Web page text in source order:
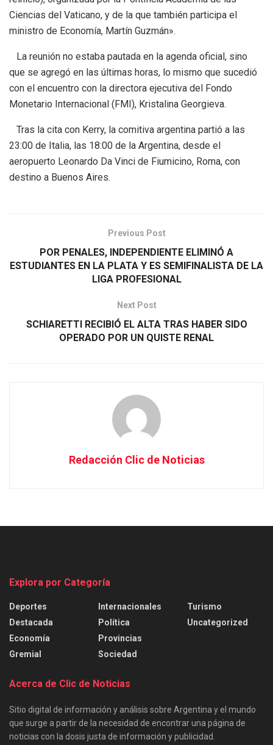
Ciencias del Vaticano, y de la que también participa el
ministro de Economía, Martín Guzmán».
La reunión no estaba pautada en la agenda oficial, sino
que se agregó en las últimas horas, lo mismo que sucedió
con el encuentro con la directora ejecutiva del Fondo
Monetario Internacional (FMI), Kristalina Georgieva.
Tras la cita con Kerry, la comitiva argentina partió a las
23:00 de Italia, las 18:00 de la Argentina, desde el
aeropuerto Leonardo Da Vinci de Fiumicino, Roma, con
destino a Buenos Aires.
Previous Post
POR PENALES, INDEPENDIENTE ELIMINÓ A
ESTUDIANTES EN LA PLATA Y ES SEMIFINALISTA DE LA
LIGA PROFESIONAL
Next Post
SCHIARETTI RECIBIÓ EL ALTA TRAS HABER SIDO
OPERADO POR UN QUISTE RENAL
Redacción Clic de Noticias
Explora por Categoría
Deportes
Destacada
Economía
Gremial
Internacionales
Política
Provincias
Sociedad
Turismo
Uncategorized
Acerca de Clic de Noticias
Sitio digital de información y análisis sobre Argentina y el mundo
que surge a partir de la necesidad de encontrar una página de
noticias con la dosis justa de información y publicidad.